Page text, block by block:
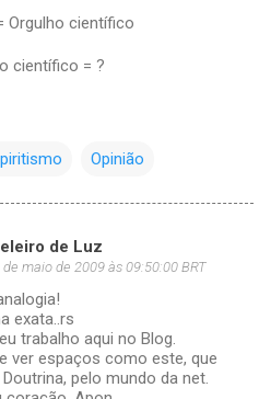
Orgulho científico
científico = ?
Opinião
de Luz
maio de 2009 às 09:50:00 BRT
exata..rs
trabalho aqui no Blog.
ver espaços como este, que
pelo mundo da net.